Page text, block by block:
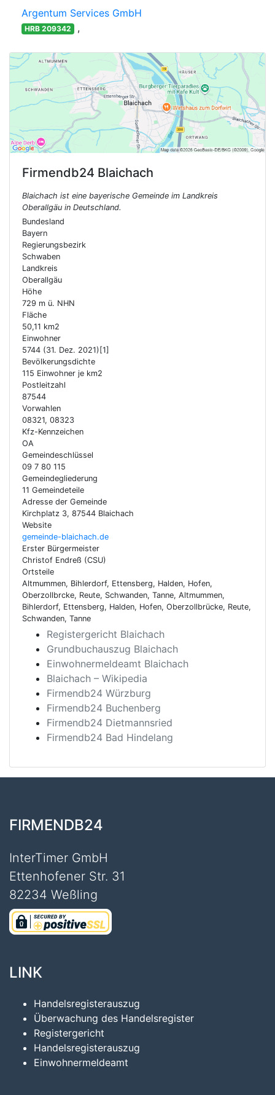
Argentum Services GmbH
HRB 209342 ,
Firmendb24 Blaichach
Blaichach ist eine bayerische Gemeinde im Landkreis
Oberallgäu in Deutschland.
Bundesland
Bayern
Regierungsbezirk
Schwaben
Landkreis
Oberallgäu
Höhe
729 m ü. NHN
Fläche
50,11 km2
Einwohner
5744 (31. Dez. 2021)[1]
Bevölkerungsdichte
115 Einwohner je km2
Postleitzahl
87544
Vorwahlen
08321, 08323
Kfz-Kennzeichen
OA
Gemeindeschlüssel
09 7 80 115
Gemeindegliederung
11 Gemeindeteile
Adresse der Gemeinde
Kirchplatz 3, 87544 Blaichach
Website
gemeinde-blaichach.de
Erster Bürgermeister
Christof Endreß (CSU)
Ortsteile
Altmummen, Bihlerdorf, Ettensberg, Halden, Hofen,
Oberzollbrcke, Reute, Schwanden, Tanne, Altmummen,
Bihlerdorf, Ettensberg, Halden, Hofen, Oberzollbrücke, Reute,
Schwanden, Tanne
Registergericht Blaichach
Grundbuchauszug Blaichach
Einwohnermeldeamt Blaichach
Blaichach – Wikipedia
Firmendb24 Würzburg
Firmendb24 Buchenberg
Firmendb24 Dietmannsried
Firmendb24 Bad Hindelang
FIRMENDB24
InterTimer GmbH
Ettenhofener Str. 31
82234 Weßling
LINK
Handelsregisterauszug
Überwachung des Handelsregister
Registergericht
Handelsregisterauszug
Einwohnermeldeamt